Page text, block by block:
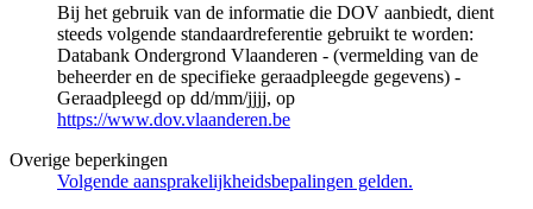
Bij het gebruik van de informatie die DOV aanbiedt, dient
steeds volgende standaardreferentie gebruikt te worden:
Databank Ondergrond Vlaanderen - (vermelding van de
beheerder en de specifieke geraadpleegde gegevens) -
Geraadpleegd op dd/mm/jjjj, op
https://www.dov.vlaanderen.be
Overige beperkingen
Volgende aansprakelijkheidsbepalingen gelden.